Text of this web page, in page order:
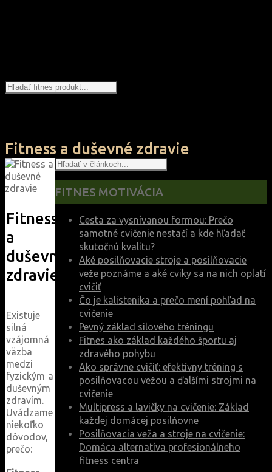
Hľadanie
Fitness a duševné zdravie
Fitness
a
duševné
zdravie
Existuje
silná
vzájomná
väzba
medzi
fyzickým a
duševným
zdravím.
Uvádzame
niekoľko
dôvodov,
prečo:
Hľadať
FITNES MOTIVÁCIA
Cesta za vysnívanou formou: Prečo
samotné cvičenie nestačí a kde hľadať
skutočnú kvalitu?
Aké posilňovacie stroje a posilňovacie
veže poznáme a aké cviky sa na nich oplatí
cvičiť
Čo je kalistenika a prečo mení pohľad na
cvičenie
Pevný základ silového tréningu
Fitnes ako základ každého športu aj
zdravého pohybu
Ako správne cvičiť: efektívny tréning s
posilňovacou vežou a ďalšími strojmi na
cvičenie
Multipress a lavičky na cvičenie: Základ
každej domácej posilňovne
Posilňovacia veža a stroje na cvičenie:
Domáca alternatíva profesionálneho
fitness centra
Back
Top